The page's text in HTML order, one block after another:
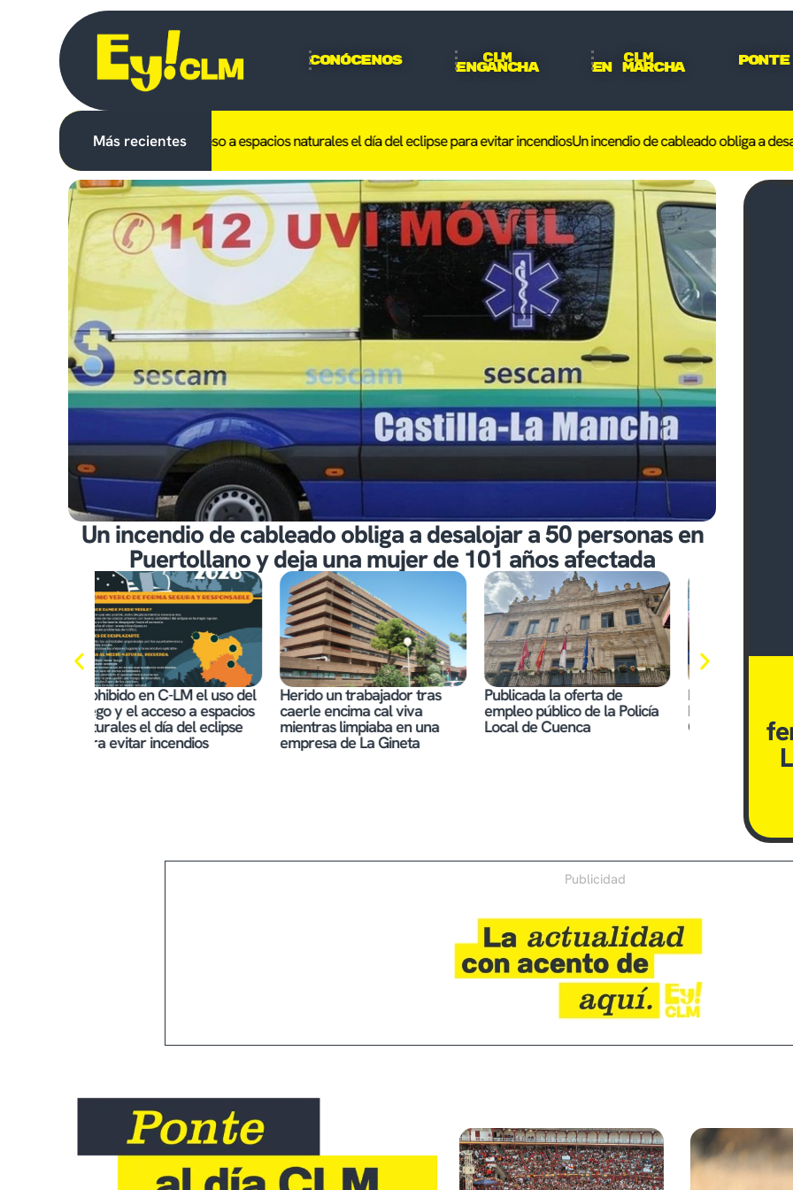
Conócenos CLM
Engancha
CLM
En Marcha
Más recientes
uso del fuego y el acceso a espacios naturales el día del eclipse para evitar incendiosUn incendio de cableado obliga a desalojar a 50
Un incendio de cableado obliga a desalojar a 50 personas en
Puertollano y deja una mujer de 101 años afectada
Herido un trabajador tras
caerle encima cal viva
mientras limpiaba en una
empresa de La Gineta
Publicada la oferta de
empleo público de la Policía
Local de Cuenca
Fallece el expresidente de
Eurocaja Rural, Andrés
Gómez Mora, a los 89 años
Tres
ellos, para
menor en
Publicidad